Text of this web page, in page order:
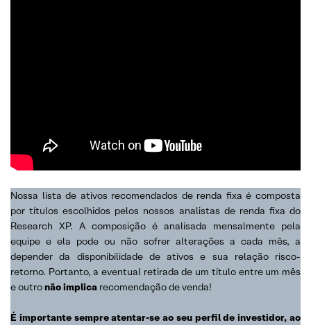
Nossa lista de ativos recomendados de renda fixa é composta
por títulos escolhidos pelos nossos analistas de renda fixa do
Research XP. A composição é analisada mensalmente pela
equipe e ela pode ou não sofrer alterações a cada mês, a
depender da disponibilidade de ativos e sua relação risco-
retorno. Portanto, a eventual retirada de um título entre um mês
e outronão implica recomendação de venda!
É importante sempre atentar-se ao seu perfil de investidor, ao